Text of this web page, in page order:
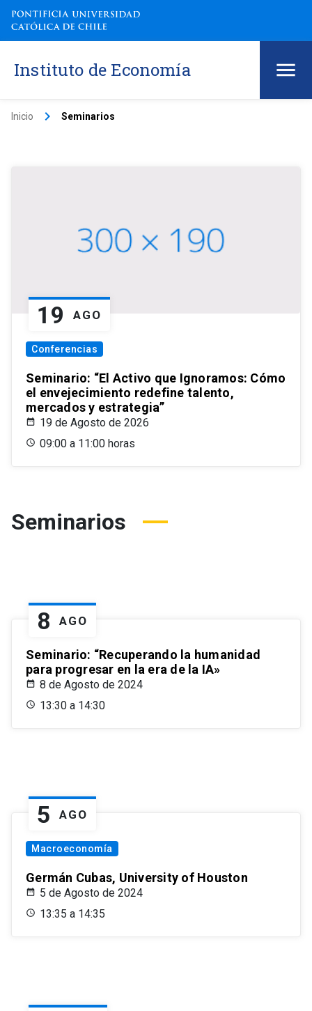
Instituto de Economía
Inicio keyboard_arrow_right Seminarios
19 AGO
Conferencias
Seminario: “El Activo que Ignoramos: Cómo
el envejecimiento redefine talento,
mercados y estrategia”
19 de Agosto de 2026
09:00 a 11:00 horas
Seminarios
8 AGO
Seminario: “Recuperando la humanidad
para progresar en la era de la IA»
8 de Agosto de 2024
13:30 a 14:30
5 AGO
Macroeconomía
Germán Cubas, University of Houston
5 de Agosto de 2024
13:35 a 14:35